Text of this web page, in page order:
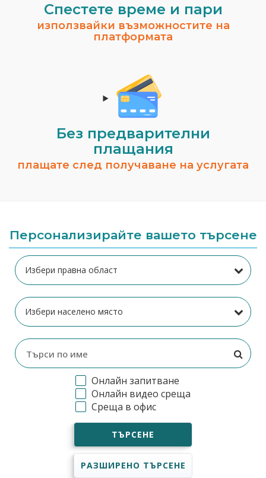
Спестeте време и пари
използвайки възможностите на
платформата
Без предварителни
плащания
плащате след получаване на услугата
Персонализирайте вашето търсене
Онлайн запитване
Онлайн видео среща
Среща в офис
ТЪРСЕНЕ
РАЗШИРЕНО ТЪРСЕНЕ